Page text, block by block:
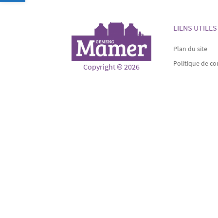
Copyright © 2026
LIENS UTILES
Plan du site
Politique de